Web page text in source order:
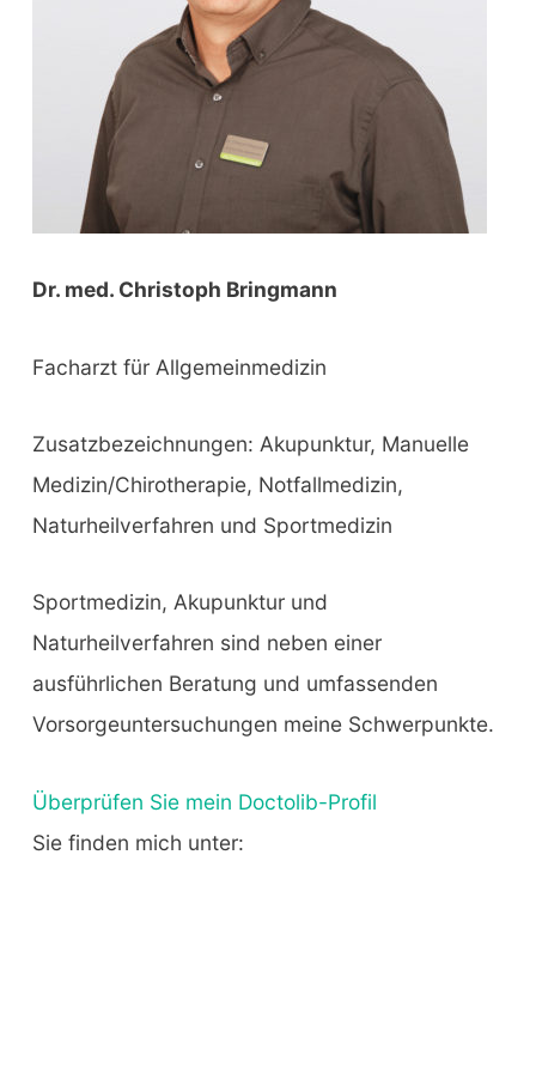
Dr. med. Christoph Bringmann
Facharzt für Allgemeinmedizin
Zusatzbezeichnungen: Akupunktur, Manuelle
Medizin/Chirotherapie, Notfallmedizin,
Naturheilverfahren und Sportmedizin
Sportmedizin, Akupunktur und
Naturheilverfahren sind neben einer
ausführlichen Beratung und umfassenden
Vorsorgeuntersuchungen meine Schwerpunkte.
Überprüfen Sie mein Doctolib-Profil
Sie finden mich unter: